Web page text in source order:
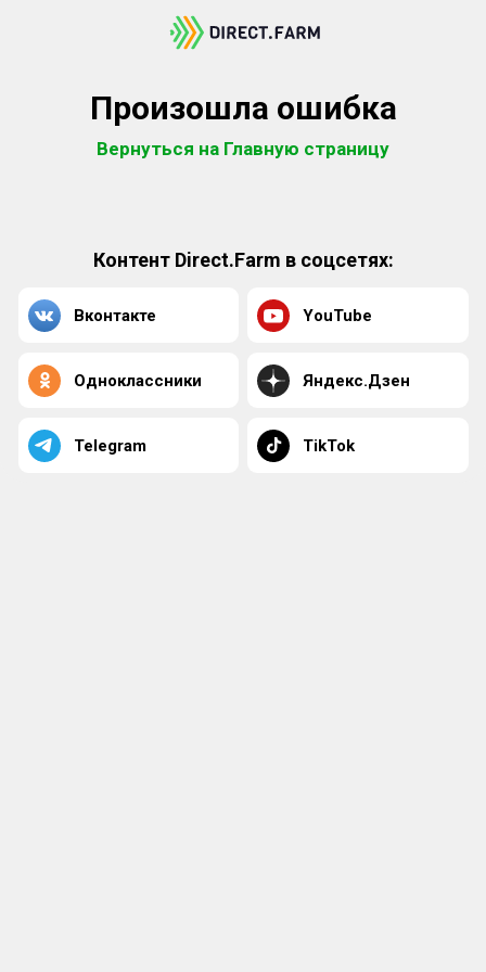
Произошла ошибка
Вернуться на Главную страницу
Контент Direct.Farm в соцсетях:
Вконтакте YouTube
Одноклассники Яндекс.Дзен
Telegram TikTok